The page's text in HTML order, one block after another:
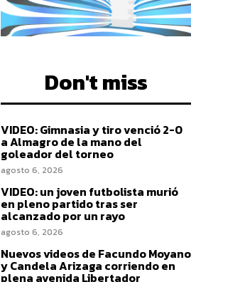
Don't miss
VIDEO: Gimnasia y tiro venció 2-0
a Almagro de la mano del
goleador del torneo
agosto 6, 2026
VIDEO: un joven futbolista murió
en pleno partido tras ser
alcanzado por un rayo
agosto 6, 2026
Nuevos videos de Facundo Moyano
y Candela Arizaga corriendo en
plena avenida Libertador